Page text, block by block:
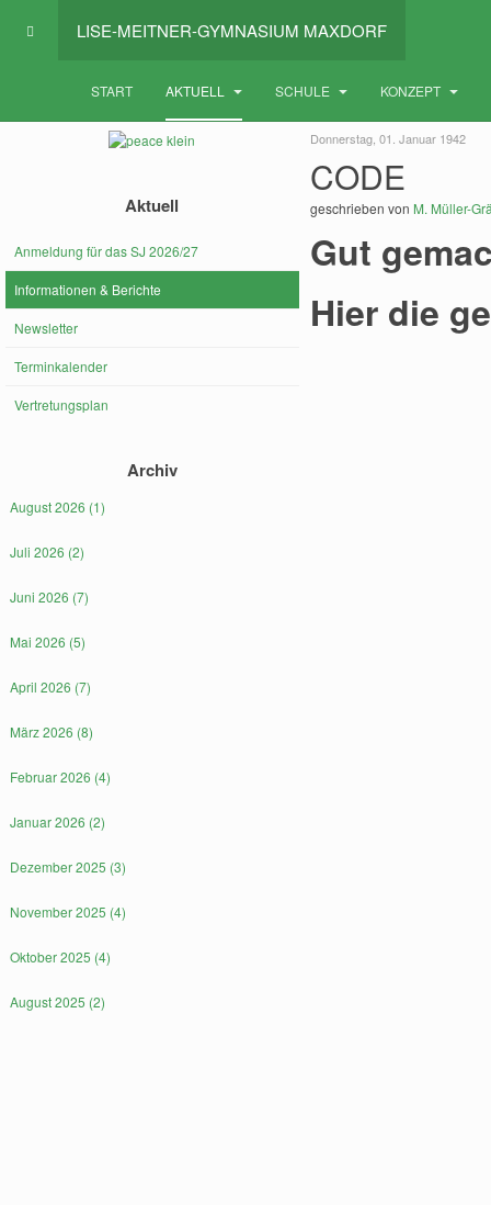
LISE-MEITNER-GYMNASIUM MAXDORF
START AKTUELL SCHULE KONZEPT
Donnerstag, 01. Januar 1942
CODE
geschrieben von M. Müller-
Gut
Hier die
Aktuell
Anmeldung für das SJ 2026/27
Informationen & Berichte
Newsletter
Terminkalender
Vertretungsplan
Archiv
August 2026 (1)
Juli 2026 (2)
Juni 2026 (7)
Mai 2026 (5)
April 2026 (7)
März 2026 (8)
Februar 2026 (4)
Januar 2026 (2)
Dezember 2025 (3)
November 2025 (4)
Oktober 2025 (4)
August 2025 (2)